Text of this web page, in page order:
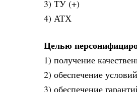
3) ТУ (+)
4) АТХ
Целью
1) получение
2) обеспечение
3) обеспечение